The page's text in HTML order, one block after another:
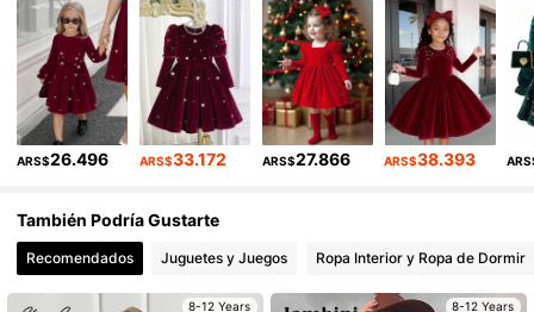
128K Seguidores
ARS$26.496 ARS$33.172 ARS$27.866 ARS$38.393
También Podría Gustarte
Recomendados Juguetes y Juegos Ropa Interior y Ropa de Dormir
8-12 Years 8-12 Years